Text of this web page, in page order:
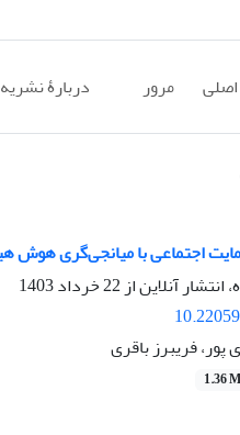
مرور دربارۀ نشریه
اجتماعی با میانجی‌گری هوش
انتشار آنلاین از22 خرداد 1403
فریبرز باقری
1.36 M